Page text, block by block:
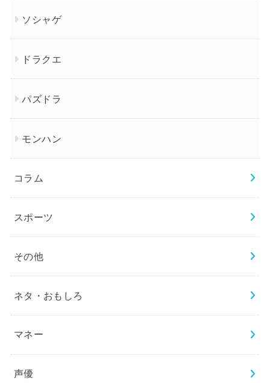
ソシャゲ
ドラクエ
パズドラ
モンハン
コラム
スポーツ
その他
ネタ・おもしろ
マネー
声優